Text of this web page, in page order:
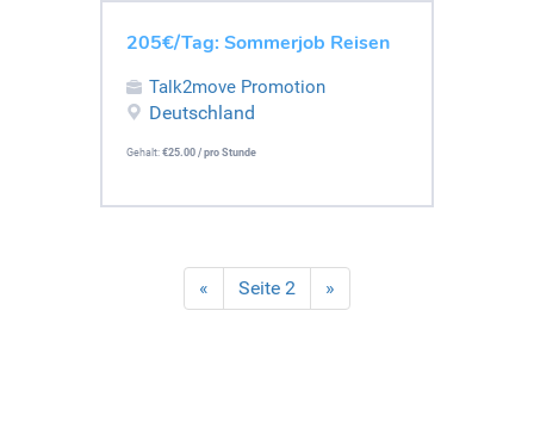
205€/Tag: Sommerjob Reisen
Talk2move Promotion
Deutschland
Gehalt: €25.00 / pro Stunde
« Seite 2 »